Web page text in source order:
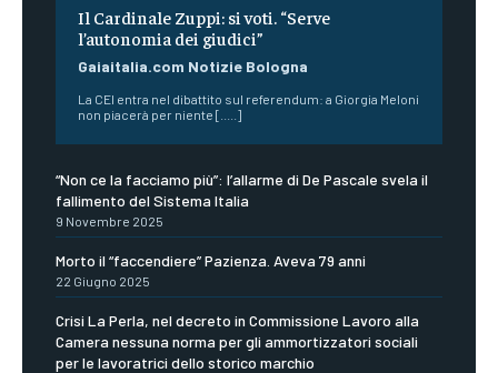
Il Cardinale Zuppi: si voti. “Serve
l’autonomia dei giudici”
Gaiaitalia.com Notizie Bologna
La CEI entra nel dibattito sul referendum: a Giorgia Meloni
non piacerà per niente [.....]
“Non ce la facciamo più”: l’allarme di De Pascale svela il
fallimento del Sistema Italia
9 Novembre 2025
Morto il “faccendiere” Pazienza. Aveva 79 anni
22 Giugno 2025
Crisi La Perla, nel decreto in Commissione Lavoro alla
Camera nessuna norma per gli ammortizzatori sociali
per le lavoratrici dello storico marchio